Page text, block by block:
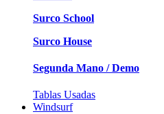
Surco School
Surco House
Segunda Mano / Demo
Tablas Usadas
Windsurf